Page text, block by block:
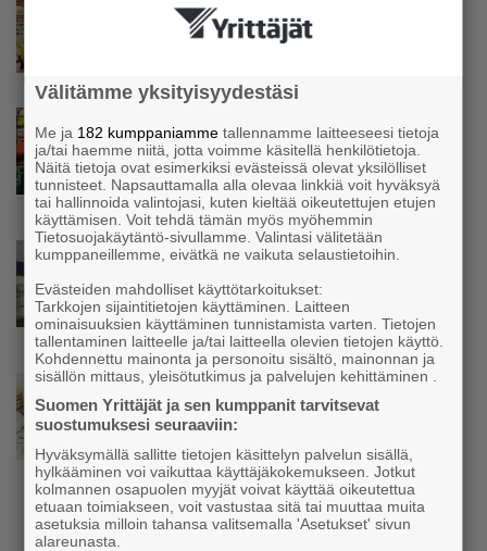
Yrittäjien Mikael Pentikäiseltä YEL-varoitus
hallitukselle: ”Voi tulla ikävä yllätys”
Matti Korvela on yrittäjänä harvinaisuus:
”Asiakkainani on eturivin muusikoita niin
Euroopasta kuin Yhdysvalloistakin”
Uutinen
suomalaisia vaivaa” – Yrittäjien
toimitusjohtaja hätkähti
sairauspoissaolotilastoa
Uutinen
Tämä erottaa suomalaiset pk-yritykset
euroalueesta ja Ruotsista −
”Säästäväisyydestä tehty hyve”
Välitämme yksityisyydestäsi
Me ja 182 kumppaniamme tallennamme laitteeseesi tietoja
ja/tai haemme niitä, jotta voimme käsitellä henkilötietoja.
Näitä tietoja ovat esimerkiksi evästeissä olevat yksilölliset
tunnisteet. Napsauttamalla alla olevaa linkkiä voit hyväksyä
tai hallinnoida valintojasi, kuten kieltää oikeutettujen etujen
käyttämisen. Voit tehdä tämän myös myöhemmin
Tietosuojakäytäntö-sivullamme. Valintasi välitetään
kumppaneillemme, eivätkä ne vaikuta selaustietoihin.
Evästeiden mahdolliset käyttötarkoitukset:
Tarkkojen sijaintitietojen käyttäminen. Laitteen
ominaisuuksien käyttäminen tunnistamista varten. Tietojen
tallentaminen laitteelle ja/tai laitteella olevien tietojen käyttö.
Kohdennettu mainonta ja personoitu sisältö, mainonnan ja
sisällön mittaus, yleisötutkimus ja palvelujen kehittäminen .
Suomen Yrittäjät ja sen kumppanit tarvitsevat
suostumuksesi seuraaviin:
Hyväksymällä sallitte tietojen käsittelyn palvelun sisällä,
hylkääminen voi vaikuttaa käyttäjäkokemukseen. Jotkut
kolmannen osapuolen myyjät voivat käyttää oikeutettua
etuaan toimiakseen, voit vastustaa sitä tai muuttaa muita
asetuksia milloin tahansa valitsemalla 'Asetukset' sivun
alareunasta.